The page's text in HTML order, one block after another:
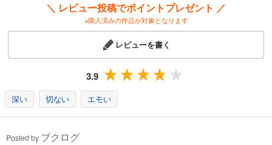
＼ レビュー投稿でポイントプレゼント ／
※購入済みの作品が対象となります
レビューを書く
3.9
深い 切ない エモい
Posted by ブクログ